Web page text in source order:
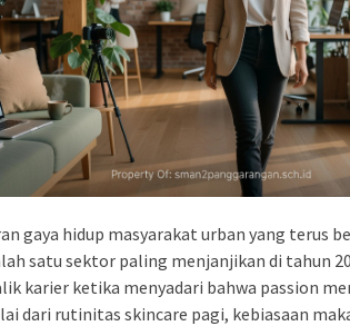
gaya hidup masyarakat urban yang terus
satu sektor paling menjanjikan di tahun
karier ketika menyadari bahwa passion
dari rutinitas skincare pagi, kebiasaan